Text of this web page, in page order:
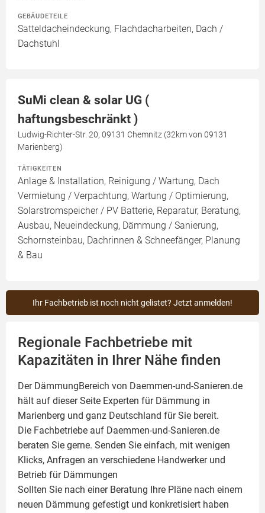
GEBÄUDETEILE
Satteldacheindeckung, Flachdacharbeiten, Dach /
Dachstuhl
SuMi clean & solar UG (
haftungsbeschränkt )
Ludwig-Richter-Str. 20, 09131 Chemnitz (32km von 09131
Marienberg)
TÄTIGKEITEN
Anlage & Installation, Reinigung / Wartung, Dach
Vermietung / Verpachtung, Wartung / Optimierung,
Solarstromspeicher / PV Batterie, Reparatur, Beratung,
Ausbau, Neueindeckung, Dämmung / Sanierung,
Schornsteinbau, Dachrinnen & Schneefänger, Planung
& Bau
Ihr Fachbetrieb ist noch nicht gelistet? Jetzt anmelden!
Regionale Fachbetriebe mit
Kapazitäten in Ihrer Nähe finden
Der DämmungBereich von Daemmen-und-Sanieren.de
hält auf dieser Seite Experten für Dämmung in
Marienberg und ganz Deutschland für Sie bereit.
Die Fachbetriebe auf Daemmen-und-Sanieren.de
beraten Sie gerne. Senden Sie einfach, mit wenigen
Klicks, Anfragen an verschiedene Handwerker und
Betrieb für Dämmungen
Sollten Sie nach einer Beratung Ihre Pläne nach einem
neuen Dämmung gefestigt und konkretisiert haben